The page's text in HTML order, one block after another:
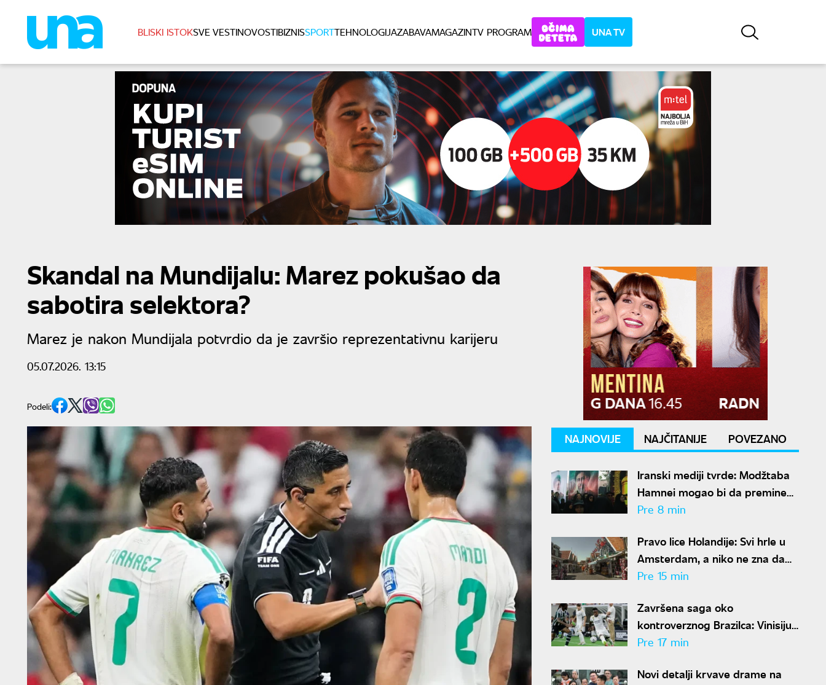
BLISKI ISTOKSVE VESTINOVOSTIBIZNISSPORTTEHNOLOGIJAZABAVAMAGAZINTV PROGRAM UNA TV
Skandal na Mundijalu: Marez pokušao da
sabotira selektora?
Marez je nakon Mundijala potvrdio da je završio reprezentativnu karijeru
05.07.2026. 13:15
Podeli:
NAJNOVIJE NAJČITANIJE POVEZANO
Iranski mediji tvrde: Modžtaba
Hamnei mogao bi da premine
svakog trenutka
Pre 8 min
Pravo lice Holandije: Svi hrle u
Amsterdam, a niko ne zna da
se na samo 30 minuta nalazi
Pre 15 min
Završena saga oko
kontroverznog Brazilca: Vinisijus
Žunior još šest godina u Realu
Pre 17 min
Novi detalji krvave drame na